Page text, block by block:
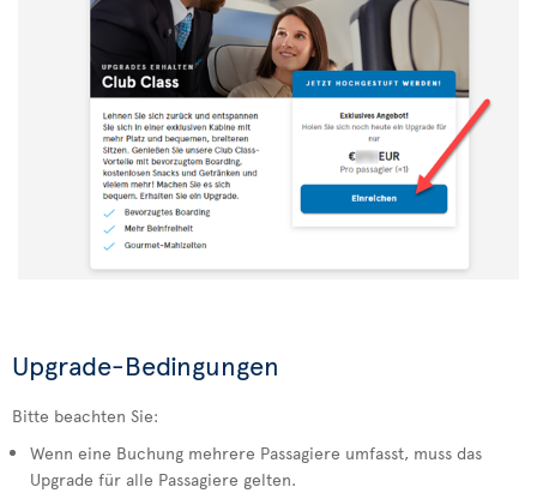
Upgrade-Bedingungen
Bitte beachten Sie:
Wenn eine Buchung mehrere Passagiere umfasst, muss das
Upgrade für alle Passagiere gelten.